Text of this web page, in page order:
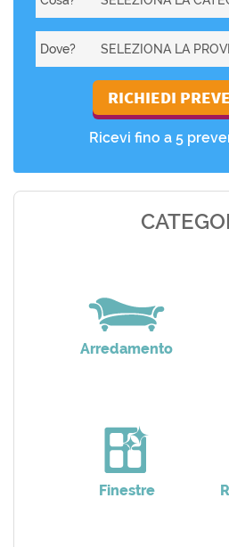
Dove?
Ricevi fino a 5
Arredamento
Finestre